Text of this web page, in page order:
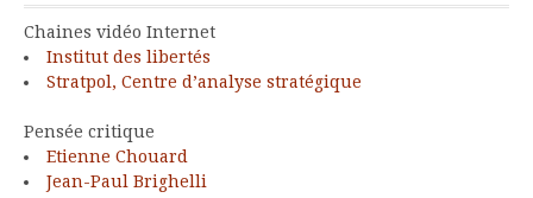
Chaines vidéo Internet
Institut des libertés
Stratpol, Centre d’analyse stratégique
Pensée critique
Etienne Chouard
Jean-Paul Brighelli